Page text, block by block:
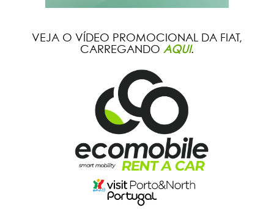
VEJA O VÍDEO PROMOCIONAL DA FIAT,
CARREGANDO AQUI.